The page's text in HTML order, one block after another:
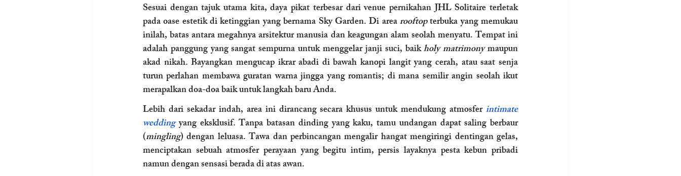
Sesuai dengan tajuk utama kita, daya pikat terbesar dari venue pernikahan JHL Solitaire terletak
pada oase estetik di ketinggian yang bernama Sky Garden. Di area rooftop terbuka yang memukau
inilah, batas antara megahnya arsitektur manusia dan keagungan alam seolah menyatu. Tempat ini
adalah panggung yang sangat sempurna untuk menggelar janji suci, baik holy matrimony maupun
akad nikah. Bayangkan mengucap ikrar abadi di bawah kanopi langit yang cerah, atau saat senja
turun perlahan membawa guratan warna jingga yang romantis; di mana semilir angin seolah ikut
merapalkan doa-doa baik untuk langkah baru Anda.
Lebih dari sekadar indah, area ini dirancang secara khusus untuk mendukung atmosfer intimate
wedding yang eksklusif. Tanpa batasan dinding yang kaku, tamu undangan dapat saling berbaur
(mingling) dengan leluasa. Tawa dan perbincangan mengalir hangat mengiringi dentingan gelas,
menciptakan sebuah atmosfer perayaan yang begitu intim, persis layaknya pesta kebun pribadi
namun dengan sensasi berada di atas awan.